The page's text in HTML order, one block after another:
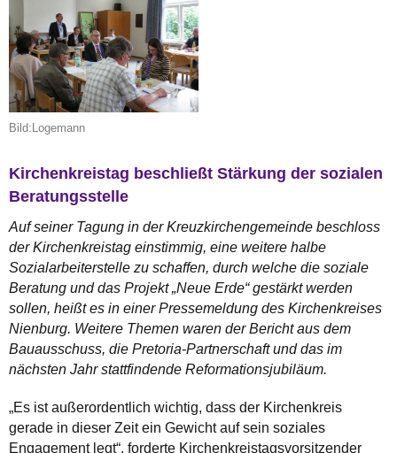
Bild:Logemann
Kirchenkreistag beschließt Stärkung der sozialen
Beratungsstelle
Auf seiner Tagung in der Kreuzkirchengemeinde beschloss
der Kirchenkreistag einstimmig, eine weitere halbe
Sozialarbeiterstelle zu schaffen, durch welche die soziale
Beratung und das Projekt „Neue Erde“ gestärkt werden
sollen, heißt es in einer Pressemeldung des Kirchenkreises
Nienburg. Weitere Themen waren der Bericht aus dem
Bauausschuss, die Pretoria-Partnerschaft und das im
nächsten Jahr stattfindende Reformationsjubiläum.
„Es ist außerordentlich wichtig, dass der Kirchenkreis
gerade in dieser Zeit ein Gewicht auf sein soziales
Engagement legt“, forderte Kirchenkreistagsvorsitzender